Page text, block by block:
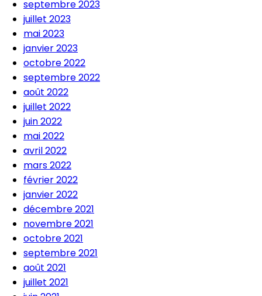
septembre 2023
juillet 2023
mai 2023
janvier 2023
octobre 2022
septembre 2022
août 2022
juillet 2022
juin 2022
mai 2022
avril 2022
mars 2022
février 2022
janvier 2022
décembre 2021
novembre 2021
octobre 2021
septembre 2021
août 2021
juillet 2021